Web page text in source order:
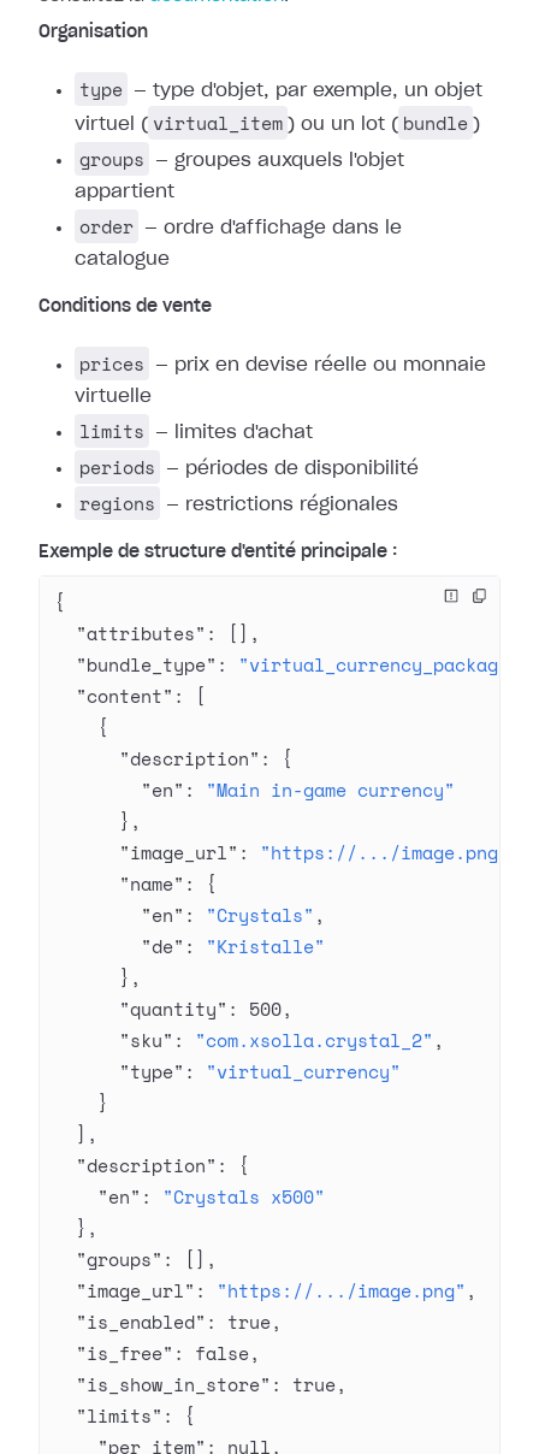
Organisation
type
— type d'objet, par exemple, un objet
virtuel ( virtual_item ) ou un lot ( bundle )
groups
— groupes auxquels l'objet
appartient
order
— ordre d'affichage dans le
catalogue
Conditions de vente
prices
— prix en devise réelle ou monnaie
virtuelle
limits — limites d'achat
periods — périodes de disponibilité
regions — restrictions régionales
Exemple de structure d'entité principale :
{
  "attributes"
: [],
  "bundle_type"
: "virtual_currency_package"
  "content"
: [
    {
      "description"
: {
        "en"
: "Main in-game currency"
      },
      "image_url"
: "https://.../image.png"
      "name"
: {
        "en"
: "Crystals" ,
        "de"
: "Kristalle"
      },
      "quantity"
: 500,
      "sku"
: "com.xsolla.crystal_2" ,
      "type"
: "virtual_currency"
    }
  ],
  "description"
: {
    "en"
: "Crystals x500"
  },
  "groups"
: [],
  "image_url"
: "https://.../image.png" ,
  "is_enabled"
: true,
  "is_free"
: false,
  "is_show_in_store"
: true,
  "limits"
: {
    "per_item"
: null,